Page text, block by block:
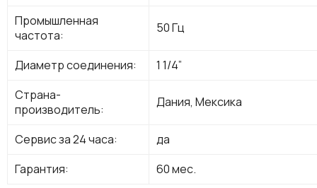
Промышленная
частота:
50 Гц
Диаметр соединения:
1 1/4”
Страна-
производитель:
Дания, Мексика
Сервис за 24 часа:
да
Гарантия:
60 мес.